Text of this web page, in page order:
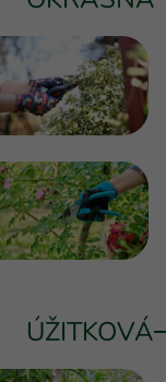
ÚŽITKOVÁ